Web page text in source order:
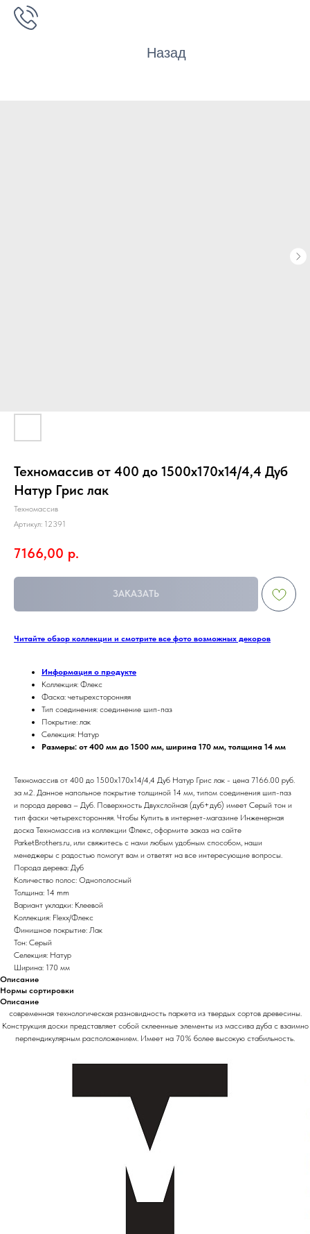
Назад
Техномассив от 400 до 1500х170х14/4,4 Дуб
Натур Грис лак
Техномассив
Артикул: 12391
7166,00 р.
ЗАКАЗАТЬ
Читайте обзор коллекции и смотрите все фото возможных декоров
Информация о продукте
Коллекция: Флекс
Фаска: четырехсторонняя
Тип соединения: соединение шип-паз
Покрытие: лак
Селекция: Натур
Размеры: от 400 мм до 1500 мм, ширина 170 мм, толщина 14 мм
Техномассив от 400 до 1500х170х14/4,4 Дуб Натур Грис лак - цена 7166.00 руб.
за м2. Данное напольное покрытие толщиной 14 мм, типом соединения шип-паз
и порода дерева – Дуб. Поверхность Двухслойная (дуб+дуб) имеет Серый тон и
тип фаски четырехсторонняя. Чтобы Купить в интернет-магазине Инженерная
доска Техномассив из коллекции Флекс, оформите заказ на сайте
ParketBrothers.ru, или свяжитесь с нами любым удобным способом, наши
менеджеры с радостью помогут вам и ответят на все интересующие вопросы.
Порода дерева: Дуб
Количество полос: Однополосный
Толщина: 14 mm
Вариант укладки: Клеевой
Коллекция: Flexx/Флекс
Финишное покрытие: Лак
Тон: Серый
Селекция: Натур
Ширина: 170 мм
Описание
Нормы сортировки
Описание
современная технологическая разновидность паркета из твердых сортов древесины.
Конструкция доски представляет собой склеенные элементы из массива дуба с взаимно
перпендикулярным расположением. Имеет на 70% более высокую стабильность.